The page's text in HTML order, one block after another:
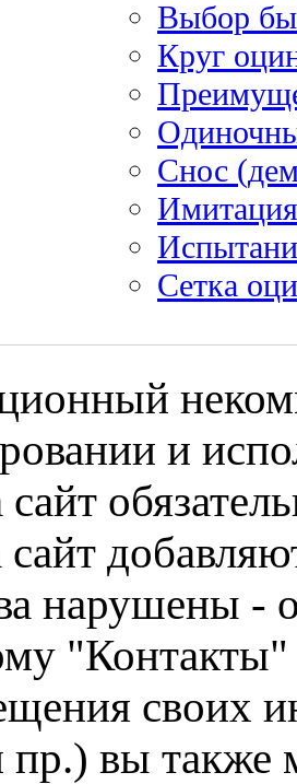
Выбор
Круг
Снос
Сетка
и
сайт
нарушены -
"Контакты"
своих
пр.) вы также